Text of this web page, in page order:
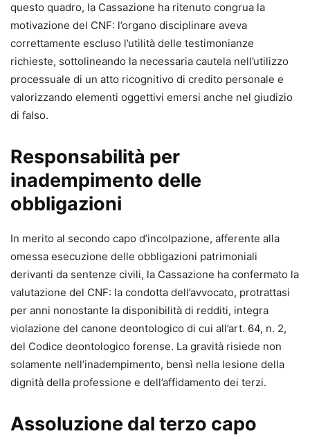
questo quadro, la Cassazione ha ritenuto congrua la
motivazione del CNF: l’organo disciplinare aveva
correttamente escluso l’utilità delle testimonianze
richieste, sottolineando la necessaria cautela nell’utilizzo
processuale di un atto ricognitivo di credito personale e
valorizzando elementi oggettivi emersi anche nel giudizio
di falso.
Responsabilità per
inadempimento delle
obbligazioni
In merito al secondo capo d’incolpazione, afferente alla
omessa esecuzione delle obbligazioni patrimoniali
derivanti da sentenze civili, la Cassazione ha confermato la
valutazione del CNF: la condotta dell’avvocato, protrattasi
per anni nonostante la disponibilità di redditi, integra
violazione del canone deontologico di cui all’art. 64, n. 2,
del Codice deontologico forense. La gravità risiede non
solamente nell’inadempimento, bensì nella lesione della
dignità della professione e dell’affidamento dei terzi.
Assoluzione dal terzo capo